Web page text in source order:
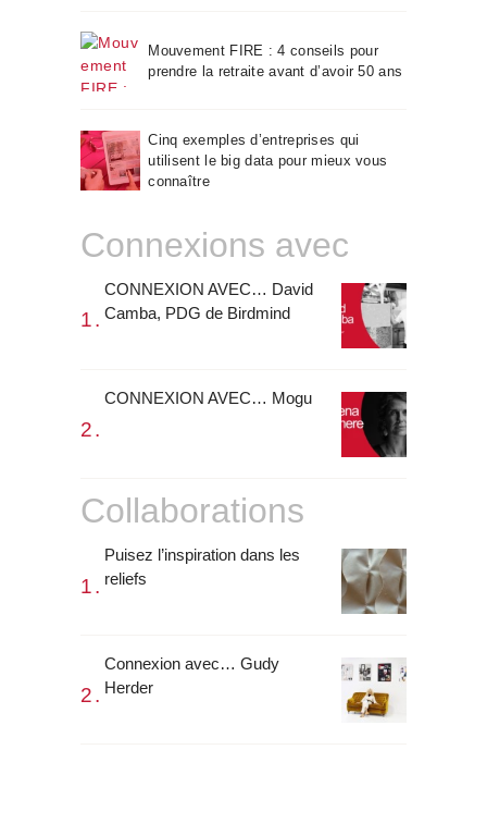
Mouvement FIRE : 4 conseils pour
prendre la retraite avant d’avoir 50 ans
Cinq exemples d’entreprises qui
utilisent le big data pour mieux vous
connaître
Connexions avec
CONNEXION AVEC… David
Camba, PDG de Birdmind
CONNEXION AVEC… Mogu
Collaborations
Puisez l’inspiration dans les
reliefs
Connexion avec… Gudy
Herder